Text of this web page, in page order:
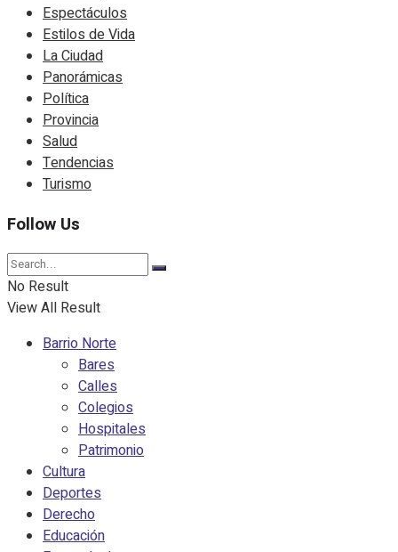
Espectáculos
Estilos de Vida
La Ciudad
Panorámicas
Política
Provincia
Salud
Tendencias
Turismo
Follow Us
No Result
View All Result
Barrio Norte
Bares
Calles
Colegios
Hospitales
Patrimonio
Cultura
Deportes
Derecho
Educación